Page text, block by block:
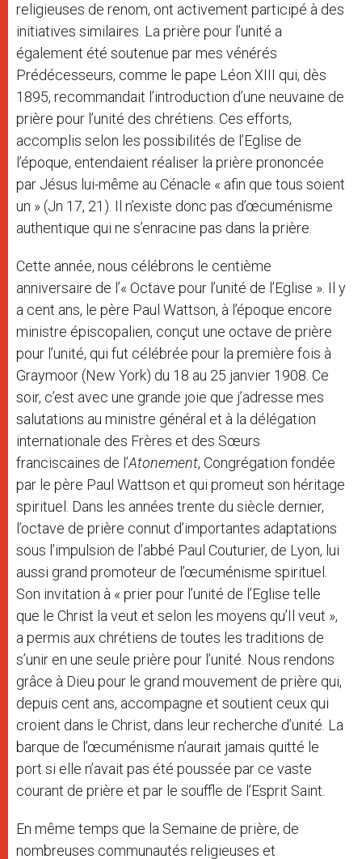
religieuses de renom, ont activement participé à des
initiatives similaires. La prière pour l’unité a
également été soutenue par mes vénérés
Prédécesseurs, comme le pape Léon XIII qui, dès
1895, recommandait l’introduction d’une neuvaine de
prière pour l’unité des chrétiens. Ces efforts,
accomplis selon les possibilités de l’Eglise de
l’époque, entendaient réaliser la prière prononcée
par Jésus lui-même au Cénacle « afin que tous soient
un » (Jn 17, 21). Il n’existe donc pas d’œcuménisme
authentique qui ne s’enracine pas dans la prière.
Cette année, nous célébrons le centième
anniversaire de l’« Octave pour l’unité de l’Eglise ». Il y
a cent ans, le père Paul Wattson, à l’époque encore
ministre épiscopalien, conçut une octave de prière
pour l’unité, qui fut célébrée pour la première fois à
Graymoor (New York) du 18 au 25 janvier 1908. Ce
soir, c’est avec une grande joie que j’adresse mes
salutations au ministre général et à la délégation
internationale des Frères et des Sœurs
franciscaines de l’Atonement, Congrégation fondée
par le père Paul Wattson et qui promeut son héritage
spirituel. Dans les années trente du siècle dernier,
l’octave de prière connut d’importantes adaptations
sous l’impulsion de l’abbé Paul Couturier, de Lyon, lui
aussi grand promoteur de l’œcuménisme spirituel.
Son invitation à « prier pour l’unité de l’Eglise telle
que le Christ la veut et selon les moyens qu’Il veut »,
a permis aux chrétiens de toutes les traditions de
s’unir en une seule prière pour l’unité. Nous rendons
grâce à Dieu pour le grand mouvement de prière qui,
depuis cent ans, accompagne et soutient ceux qui
croient dans le Christ, dans leur recherche d’unité. La
barque de l’œcuménisme n’aurait jamais quitté le
port si elle n’avait pas été poussée par ce vaste
courant de prière et par le souffle de l’Esprit Saint.
En même temps que la Semaine de prière, de
nombreuses communautés religieuses et